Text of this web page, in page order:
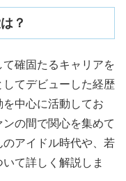
？
確固たるキャリアを
てデビューした経歴
中心に活動してお
の間で関心を集めて
アイドル時代や、若
て詳しく解説しま